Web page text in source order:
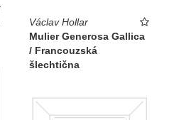
Václav Hollar
Mulier Generosa Gallica
/ Francouzská
šlechtična